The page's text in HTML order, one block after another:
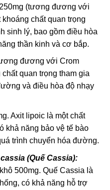
(tương đương với
chất quan trọng
sinh lý, bao gồm điều hòa
thần kinh và cơ bắp.
đương với Crom
quan trọng tham gia
và điều hòa độ nhạy
Axit lipoic là một chất
khả năng bảo vệ tế bào
trình chuyển hóa đường.
(Quế Cassia):
500mg. Quế Cassia là
có khả năng hỗ trợ